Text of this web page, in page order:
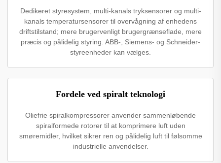
Dedikeret styresystem, multi-kanals tryksensorer og multi-
kanals temperatursensorer til overvågning af enhedens
driftstilstand; mere brugervenligt brugergrænseflade, mere
præcis og pålidelig styring. ABB-, Siemens- og Schneider-
styreenheder kan vælges.
Fordele ved spiralt teknologi
Oliefrie spiralkompressorer anvender sammenløbende
spiralformede rotorer til at komprimere luft uden
smøremidler, hvilket sikrer ren og pålidelig luft til følsomme
industrielle anvendelser.